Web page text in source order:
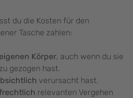
du die Kosten für den
Tasche zahlen:
eigenen Körper, auch wenn du sie
gezogen hast.
verursacht hast.
relevanten Vergehen